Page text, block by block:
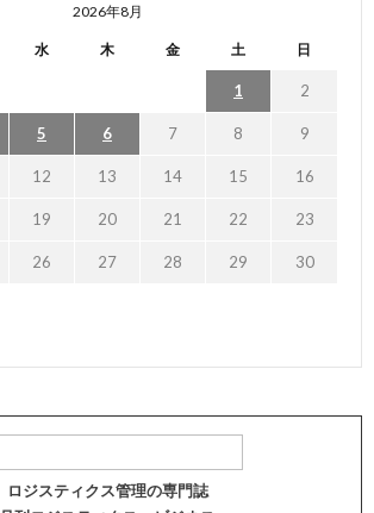
2026年8月
水 木 金 土 日
1 2
5 6 7 8 9
12 13 14 15 16
19 20 21 22 23
26 27 28 29 30
ロジスティクス管理の専門誌